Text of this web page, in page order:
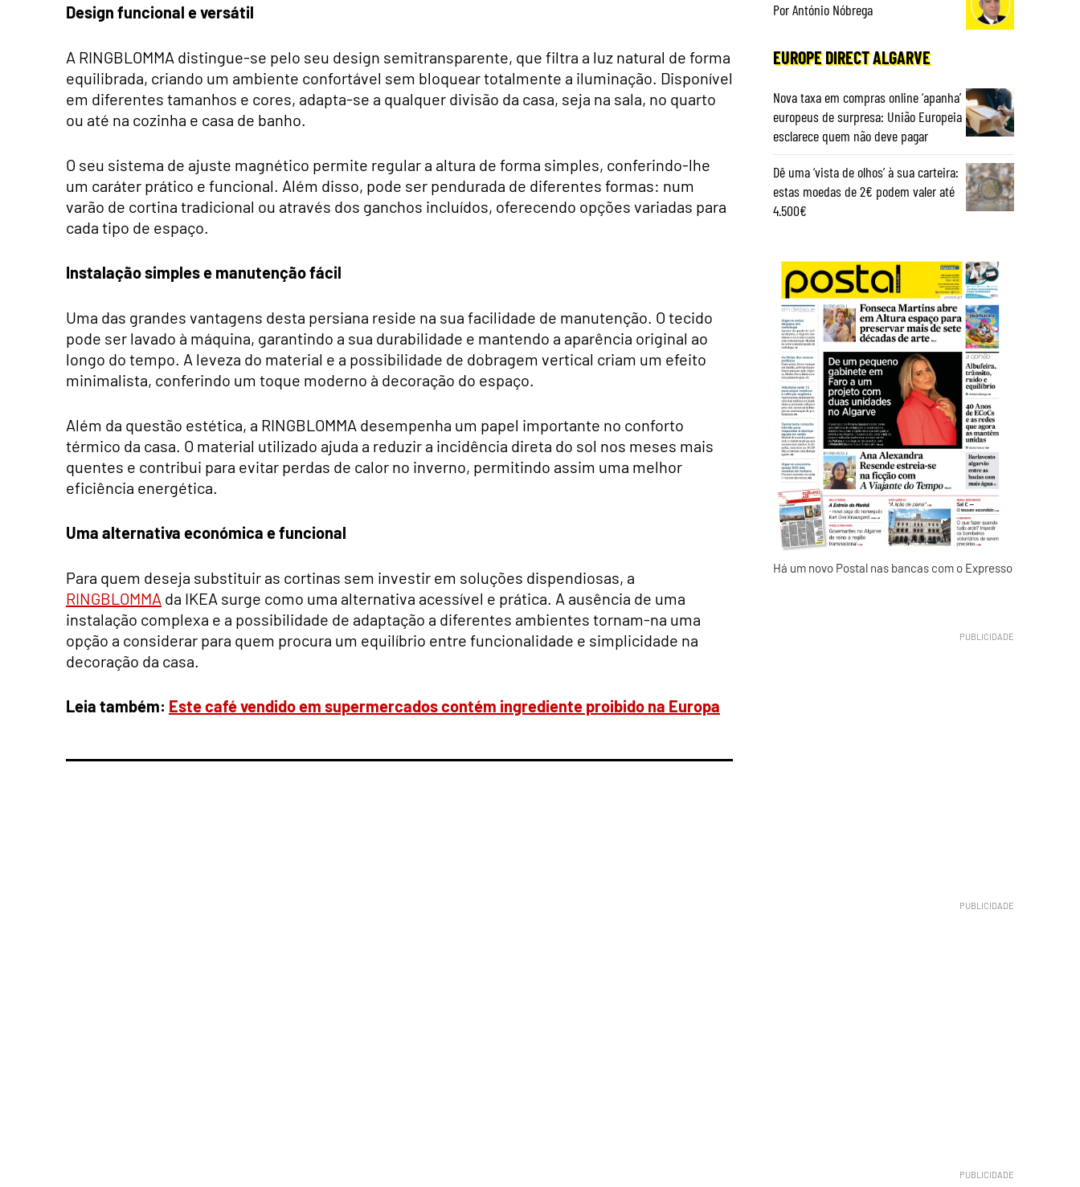
Design funcional e versátil
A RINGBLOMMA distingue-se pelo seu design semitransparente, que filtra a luz natural de forma
equilibrada, criando um ambiente confortável sem bloquear totalmente a iluminação. Disponível
em diferentes tamanhos e cores, adapta-se a qualquer divisão da casa, seja na sala, no quarto
ou até na cozinha e casa de banho.
O seu sistema de ajuste magnético permite regular a altura de forma simples, conferindo-lhe
um caráter prático e funcional. Além disso, pode ser pendurada de diferentes formas: num
varão de cortina tradicional ou através dos ganchos incluídos, oferecendo opções variadas para
cada tipo de espaço.
Instalação simples e manutenção fácil
Uma das grandes vantagens desta persiana reside na sua facilidade de manutenção. O tecido
pode ser lavado à máquina, garantindo a sua durabilidade e mantendo a aparência original ao
longo do tempo. A leveza do material e a possibilidade de dobragem vertical criam um efeito
minimalista, conferindo um toque moderno à decoração do espaço.
Além da questão estética, a RINGBLOMMA desempenha um papel importante no conforto
térmico da casa. O material utilizado ajuda a reduzir a incidência direta do sol nos meses mais
quentes e contribui para evitar perdas de calor no inverno, permitindo assim uma melhor
eficiência energética.
Uma alternativa económica e funcional
Para quem deseja substituir as cortinas sem investir em soluções dispendiosas, a
RINGBLOMMA da IKEA surge como uma alternativa acessível e prática. A ausência de uma
instalação complexa e a possibilidade de adaptação a diferentes ambientes tornam-na uma
opção a considerar para quem procura um equilíbrio entre funcionalidade e simplicidade na
decoração da casa.
Leia também: Este café vendido em supermercados contém ingrediente proibido na Europa
Por António Nóbrega
EUROPE DIRECT ALGARVE
Nova taxa em compras online ‘apanha’
europeus de surpresa: União Europeia
esclarece quem não deve pagar
Dê uma ‘vista de olhos’ à sua carteira:
estas moedas de 2€ podem valer até
4.500€
Há um novo Postal nas bancas com o Expresso